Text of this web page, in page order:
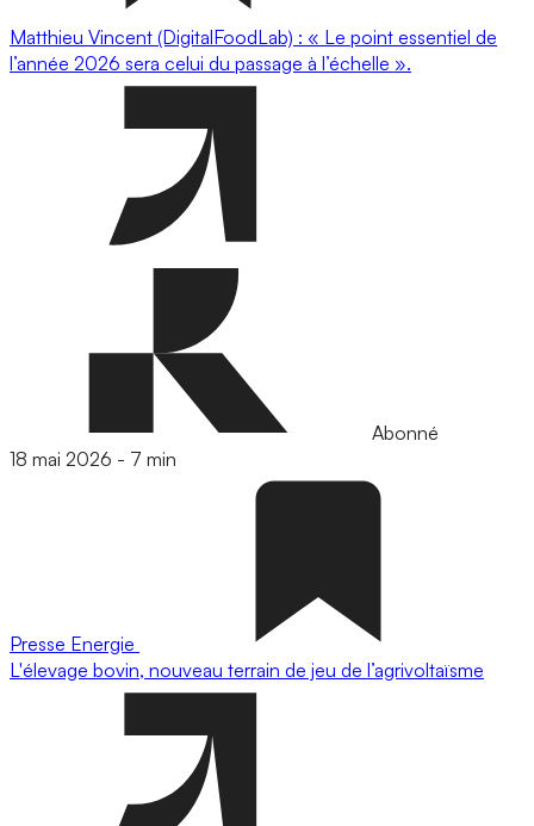
Matthieu Vincent (DigitalFoodLab) : « Le point essentiel de
l’année 2026 sera celui du passage à l’échelle ».
Abonné
18 mai 2026 - 7 min
Presse Energie
L'élevage bovin, nouveau terrain de jeu de l’agrivoltaïsme